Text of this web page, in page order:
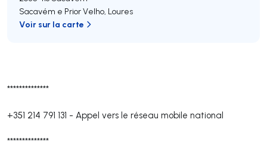
**************
+351 214 791 131 - Appel vers le réseau mobile national
**************
Sacavém e Prior Velho, Loures
Voir sur la carte